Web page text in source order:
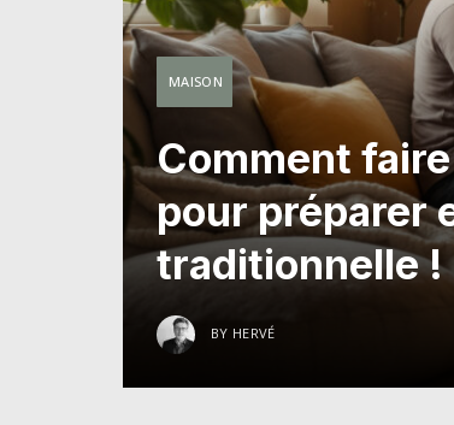
MAISON
Comment
pour préparer
traditionnelle !
BY HERVÉ